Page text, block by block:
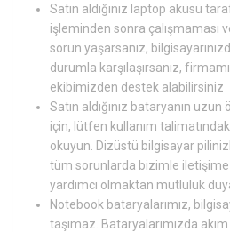
Satın aldığınız laptop aküsü
işleminden sonra çalışmaması
sorun yaşarsanız,
durumla karşılaşırsanız,
ekibimizden destek alabilirsiniz
Satın aldığınız bataryanın
için, lütfen kullanım
okuyun. Dizüstü bilgisayar
tüm sorunlarda bizimle
yardımcı olmaktan mutluluk
Notebook bataryalarımız,
taşımaz. Bataryalarımızda